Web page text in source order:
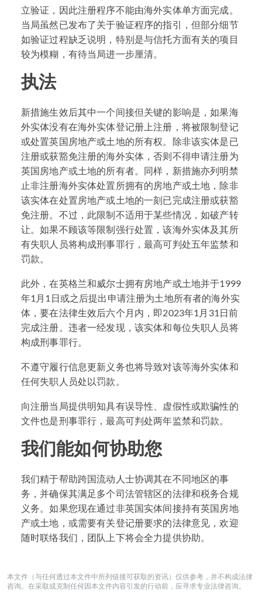
立验证，因此注册程序不能由海外实体单方面完成。
当局虽然已发布了关于验证程序的指引，但部分细节
如验证过程缺乏说明，特别是与信托方面有关的项目
较为模糊，有待当局进一步厘清。
执法
新措施生效后其中一个间接但关键的影响是，如果海
外实体没有在海外实体登记册上注册，将被限制登记
或处置英国房地产或土地的所有权。除非该实体是已
注册或获豁免注册的海外实体，否则不得申请注册为
英国房地产或土地的所有者。同样，新措施亦列明禁
止非注册海外实体处置所拥有的房地产或土地，除非
该实体在处置房地产或土地的一刻已完成注册或获豁
免注册。不过，此限制不适用于某些情况，如破产转
让。如果不顾该等限制强行处置，该海外实体及其所
有失职人员将构成刑事罪行，最高可判处五年监禁和
罚款。
此外，在英格兰和威尔士拥有房地产或土地并于1999
年1月1日或之后提出申请注册为土地所有者的海外实
体，要在法律生效后六个月内，即2023年1月31日前
完成注册。违者一经发现，该实体和每位失职人员将
构成刑事罪行。
不遵守履行信息更新义务也将导致对该等海外实体和
任何失职人员处以罚款。
向注册当局提供明知具有误导性、虚假性或欺骗性的
文件也是刑事罪行，最高可判处两年监禁和罚款。
我们能如何协助您
我们精于帮助跨国流动人士协调其在不同地区的事
务，并确保其满足多个司法管辖区的法律和税务合规
义务。如果您现在通过非英国实体间接持有英国房地
产或土地，或需要有关登记册要求的法律意见，欢迎
随时联络我们，团队上下将会全力提供协助。
本文件（与任何透过本文件中所列链接可获取的资讯）仅供参考，并不构成法律
咨询。在采取或克制任何因本文件内容引发的行动前，应寻求专业法律咨询。